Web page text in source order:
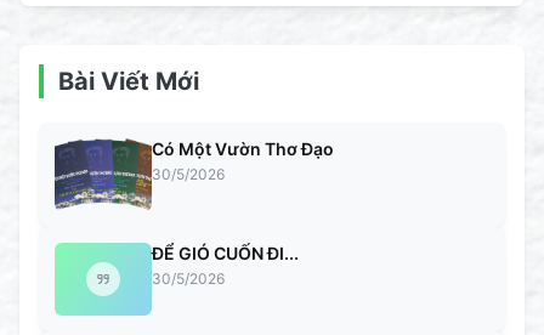
Bài Viết Mới
Có Một Vườn Thơ Đạo
30/5/2026
ĐỂ GIÓ CUỐN ĐI...
30/5/2026